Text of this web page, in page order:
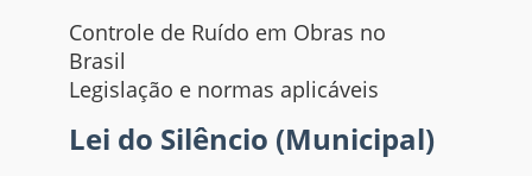
Controle de Ruído em Obras no
Brasil
Legislação e normas aplicáveis
Lei do Silêncio (Municipal)